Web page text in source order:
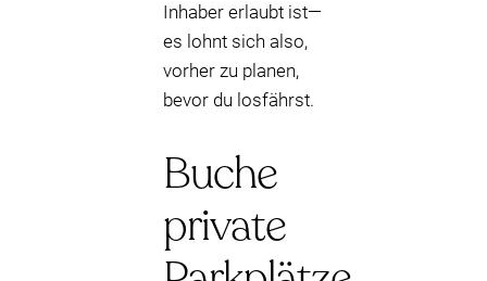
Inhaber erlaubt ist—
es lohnt sich also,
vorher zu planen,
bevor du losfährst.
Buche
private